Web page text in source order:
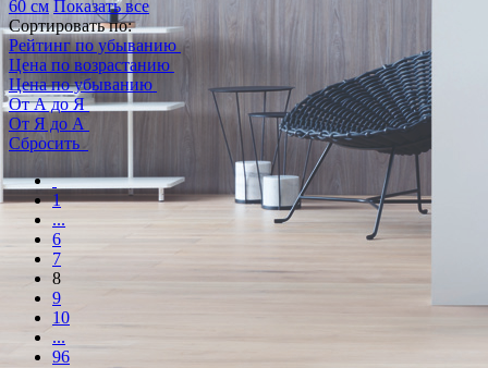
60 см Показать все
Сортировать по:
Рейтинг по убыванию
Цена по возрастанию
Цена по убыванию
От А до Я
От Я до А
Сбросить
1
...
6
7
8
9
10
...
96